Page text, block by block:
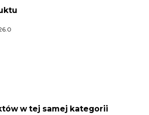
w tej samej kategorii